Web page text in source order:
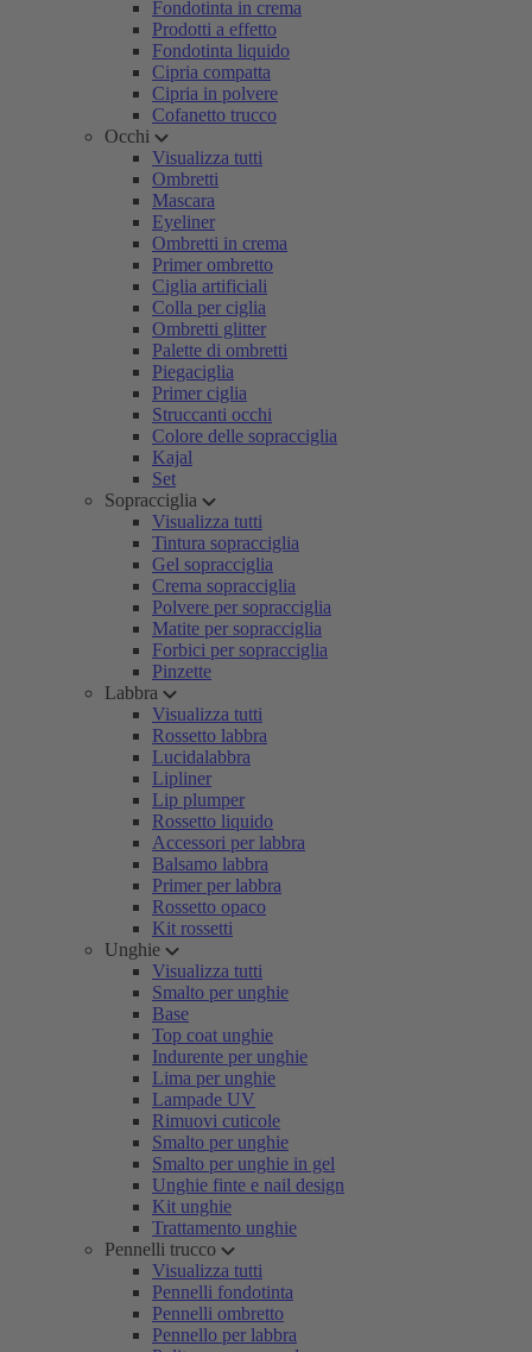
Fondotinta in crema
Prodotti a effetto
Fondotinta liquido
Cipria compatta
Cipria in polvere
Cofanetto trucco
Occhi
Visualizza tutti
Ombretti
Mascara
Eyeliner
Ombretti in crema
Primer ombretto
Ciglia artificiali
Colla per ciglia
Ombretti glitter
Palette di ombretti
Piegaciglia
Primer ciglia
Struccanti occhi
Colore delle sopracciglia
Kajal
Set
Sopracciglia
Visualizza tutti
Tintura sopracciglia
Gel sopracciglia
Crema sopracciglia
Polvere per sopracciglia
Matite per sopracciglia
Forbici per sopracciglia
Pinzette
Labbra
Visualizza tutti
Rossetto labbra
Lucidalabbra
Lipliner
Lip plumper
Rossetto liquido
Accessori per labbra
Balsamo labbra
Primer per labbra
Rossetto opaco
Kit rossetti
Unghie
Visualizza tutti
Smalto per unghie
Base
Top coat unghie
Indurente per unghie
Lima per unghie
Lampade UV
Rimuovi cuticole
Smalto per unghie
Smalto per unghie in gel
Unghie finte e nail design
Kit unghie
Trattamento unghie
Pennelli trucco
Visualizza tutti
Pennelli fondotinta
Pennelli ombretto
Pennello per labbra